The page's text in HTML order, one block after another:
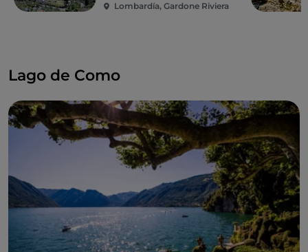
Lombardía, Gardone Riviera
Lago de Como